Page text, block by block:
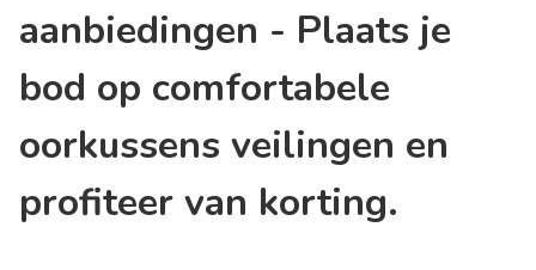
aanbiedingen - Plaats je
bod op comfortabele
oorkussens veilingen en
profiteer van korting.